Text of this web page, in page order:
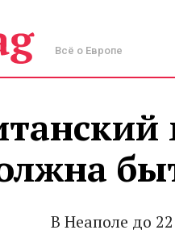
Всё о Европе
В Неаполе до